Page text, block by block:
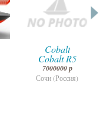
Cobalt
Cobalt R5
7000000 р
Сочи (Россия)